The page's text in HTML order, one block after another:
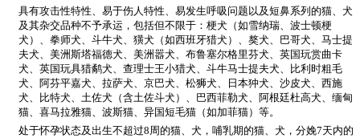
具有攻击性特性、易于伤人特性、易发生呼吸问题以及短鼻系列的猫、犬
及其杂交品种不予承运，包括但不限于：梗犬（如雪纳瑞、波士顿梗
犬）、拳师犬、斗牛犬、獚犬（如西班牙猎犬）、獒犬、巴哥犬、马士提
夫犬、美洲斯塔福德犬、美洲嚣犬、布鲁塞尔格里芬犬、英国玩赏曲卡
犬、英国玩具猎鹬犬、查理士王小猎犬、斗牛马士提夫犬、比利时粗毛
犬、阿芬平嘉犬、拉萨犬、京巴犬、松狮犬、日本狆犬、沙皮犬、西施
犬、比特犬、土佐犬（含土佐斗犬）、巴西菲勒犬、阿根廷杜高犬、缅甸
猫、喜马拉雅猫、波斯猫、异国短毛猫（如加菲猫）等。
处于怀孕状态及出生不超过8周的猫、犬，哺乳期的猫、犬，分娩7天内的